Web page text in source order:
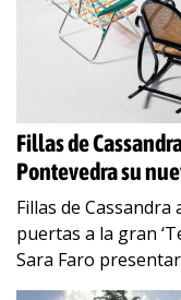
Fillas de
Pontevedra su
Fillas de
puertas a la gran
Sara Faro
publicado el…